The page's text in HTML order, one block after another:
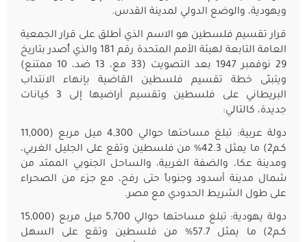
ويهودية، والوضع الدولي لمدينة القدس.
قرار تقسيم فلسطين هو الاسم الذي أطلق على قرار الجمعية
العامة التابعة لهيئة الأمم المتحدة رقم 181 والذي أُصدر بتاريخ
29 نوفمبر 1947 بعد التصويت (33 مع، 13 ضد، 10 ممتنع)
ويتبنّى خطة تقسيم فلسطين القاضية بإنهاء الانتداب
البريطاني على فلسطين وتقسيم أراضيها إلى 3 كيانات
جديدة، كالتالي:
دولة عربية: تبلغ مساحتها حوالي 4,300 ميل مربع (11,000
كـم2) ما يمثل 42.3% من فلسطين وتقع على الجليل الغربي،
ومدينة عكا، والضفة الغربية، والساحل الجنوبي الممتد من
شمال مدينة أسدود وجنوباً حتى رفح، مع جزء من الصحراء
على طول الشريط الحدودي مع مصر.
دولة يهودية: تبلغ مساحتها حوالي 5,700 ميل مربع (15,000
كـم2) ما يمثل 57.7% من فلسطين وتقع على السهل